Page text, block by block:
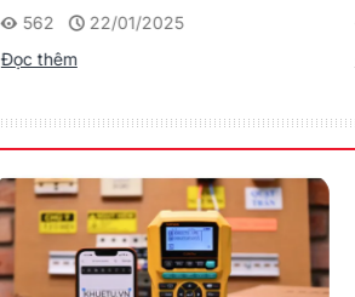
562
22/01/2025
Đọc thêm